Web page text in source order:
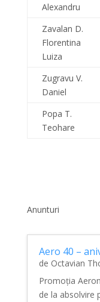
Alexandru
Zavalan D.
Florentina
Luiza
Zugravu V.
Daniel
Popa T.
Teohare
Anunturi
Aero 40 –
de Octavian
Promoția
de la absolvire